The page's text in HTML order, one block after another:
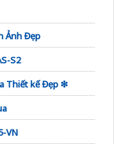
Ảnh Đẹp
S2
Thiết kế Đẹp ❇
VN